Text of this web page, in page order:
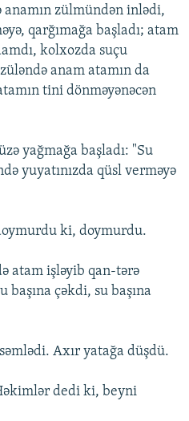
zülmündən inlədi,
qarğımağa başladı; atam
kolxozda suçu
anam atamın da
tini dönməyənəcən
yağmağa başladı: "Su
yuyatınızda qüsl verməyə
ki, doymurdu.
atam işləyib qan-tərə
çəkdi, su başına
Axır yatağa düşdü.
dedi ki, beyni